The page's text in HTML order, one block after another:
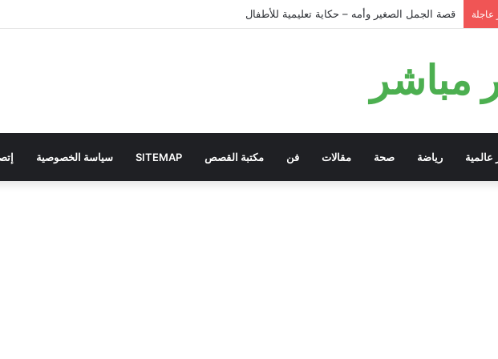
عاجلة قصة الجمل الصغير وأمه – حكاية تعليمية للأطفال
مباشر
عالمية رياضة صحة مقالات فن مكتبة القصص SITEMAP سياسة الخصوصية